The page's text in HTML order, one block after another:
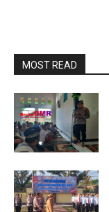
MOST READ